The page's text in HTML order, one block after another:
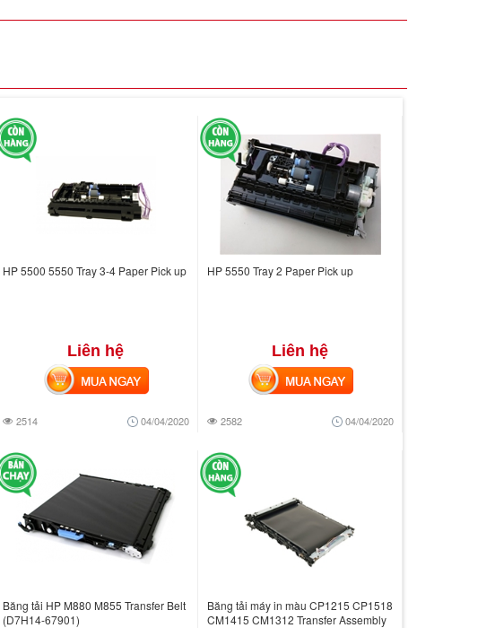
HP 5500 5550 Tray 3-4 Paper Pick up
Liên hệ
2514 04/04/2020
MUA NGAY
HP 5550 Tray 2 Paper Pick up
Liên hệ
2582 04/04/2020
MUA NGAY
Băng tải HP M880 M855 Transfer Belt
(D7H14-67901)
Băng tải máy in màu CP1215 CP1518
CM1415 CM1312 Transfer Assembly